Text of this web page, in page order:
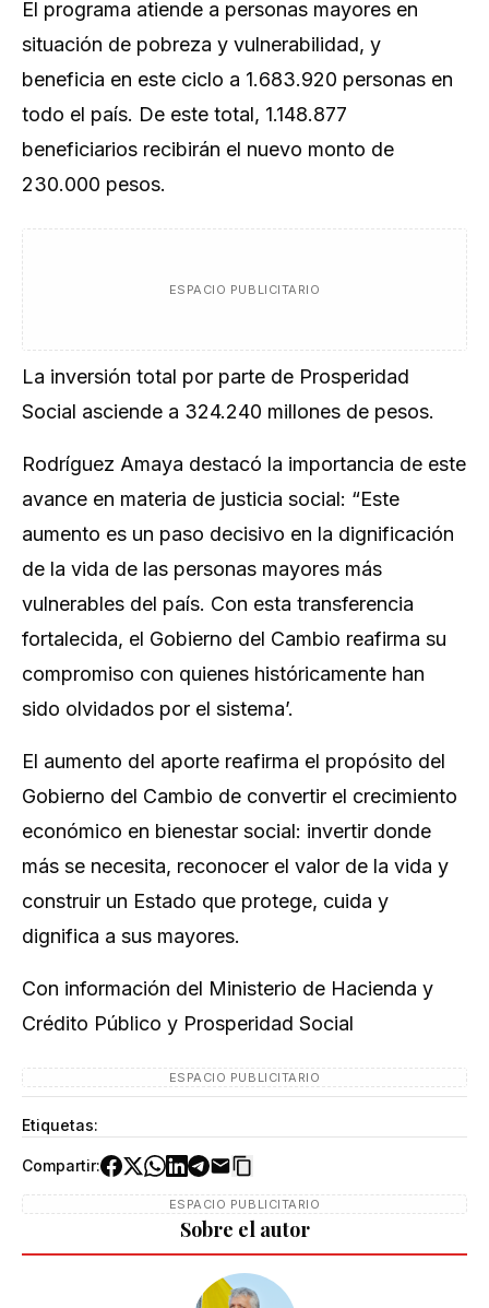
El programa atiende a personas mayores en
situación de pobreza y vulnerabilidad, y
beneficia en este ciclo a 1.683.920 personas en
todo el país. De este total, 1.148.877
beneficiarios recibirán el nuevo monto de
230.000 pesos.
ESPACIO PUBLICITARIO
La inversión total por parte de Prosperidad
Social asciende a 324.240 millones de pesos.
Rodríguez Amaya destacó la importancia de este
avance en materia de justicia social: “Este
aumento es un paso decisivo en la dignificación
de la vida de las personas mayores más
vulnerables del país. Con esta transferencia
fortalecida, el Gobierno del Cambio reafirma su
compromiso con quienes históricamente han
sido olvidados por el sistema’.
El aumento del aporte reafirma el propósito del
Gobierno del Cambio de convertir el crecimiento
económico en bienestar social: invertir donde
más se necesita, reconocer el valor de la vida y
construir un Estado que protege, cuida y
dignifica a sus mayores.
Con información del Ministerio de Hacienda y
Crédito Público y Prosperidad Social
ESPACIO PUBLICITARIO
Etiquetas:
Compartir:
ESPACIO PUBLICITARIO
Sobre el autor